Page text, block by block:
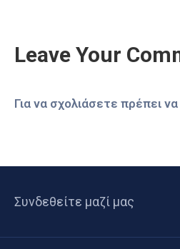
Leave Your
Για να σχολιάσετε πρέπει να
Συνδεθείτε μαζί μας